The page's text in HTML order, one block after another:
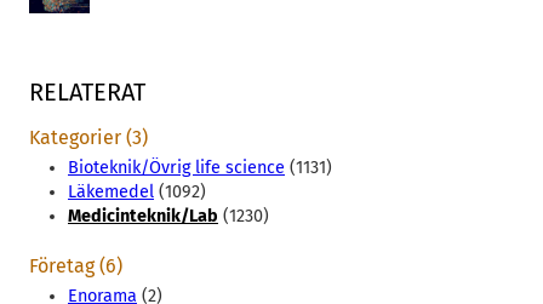
RELATERAT
Kategorier (3)
Bioteknik/Övrig life science (1131)
Läkemedel (1092)
Medicinteknik/Lab (1230)
Företag (6)
Enorama (2)